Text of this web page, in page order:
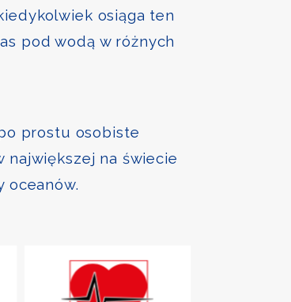
osiąga ten
pod wodą w różnych
prostu osobiste
największej na świecie
oceanów.